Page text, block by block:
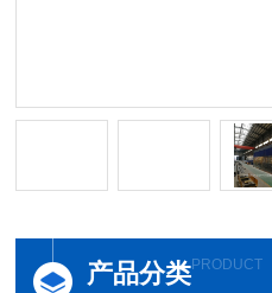
产品分类PRODUCT